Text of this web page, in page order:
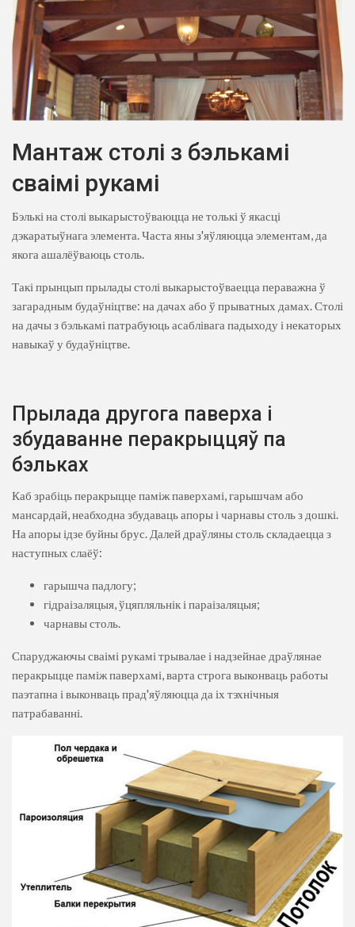
Мантаж столі з бэлькамі
сваімі рукамі
Бэлькі на столі выкарыстоўваюцца не толькі ў якасці
дэкаратыўнага элемента. Часта яны з'яўляюцца элементам, да
якога ашалёўваюць столь.
Такі прынцып прылады столі выкарыстоўваецца пераважна ў
загарадным будаўніцтве: на дачах або ў прыватных дамах. Столі
на дачы з бэлькамі патрабуюць асаблівага падыходу і некаторых
навыкаў у будаўніцтве.
Прылада другога паверха і
збудаванне перакрыццяў па
бэльках
Каб зрабіць перакрыцце паміж паверхамі, гарышчам або
мансардай, неабходна збудаваць апоры і чарнавы столь з дошкі.
На апоры ідзе буйны брус. Далей драўляны столь складаецца з
наступных слаёў:
гарышча падлогу;
гідраізаляцыя, ўцяпляльнік і параізаляцыя;
чарнавы столь.
Спаруджаючы сваімі рукамі трывалае і надзейнае драўлянае
перакрыцце паміж паверхамі, варта строга выконваць работы
паэтапна і выконваць прад'яўляюцца да іх тэхнічныя
патрабаванні.